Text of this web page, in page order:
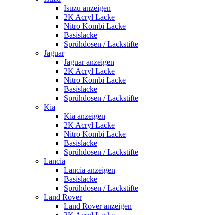
Isuzu anzeigen
2K Acryl Lacke
Nitro Kombi Lacke
Basislacke
Sprühdosen / Lackstifte
Jaguar
Jaguar anzeigen
2K Acryl Lacke
Nitro Kombi Lacke
Basislacke
Sprühdosen / Lackstifte
Kia
Kia anzeigen
2K Acryl Lacke
Nitro Kombi Lacke
Basislacke
Sprühdosen / Lackstifte
Lancia
Lancia anzeigen
Basislacke
Sprühdosen / Lackstifte
Land Rover
Land Rover anzeigen